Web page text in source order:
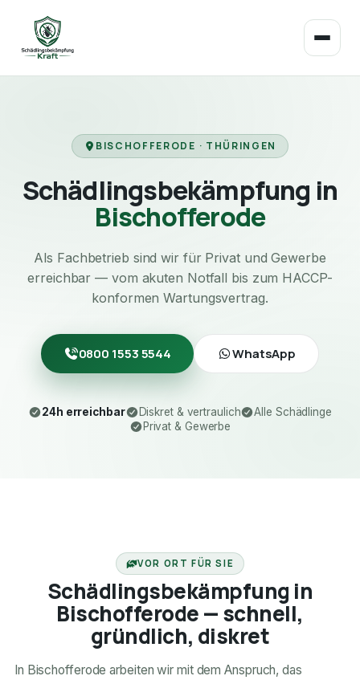
BISCHOFFERODE · THÜRINGEN
Schädlingsbekämpfung in
Bischofferode
Als Fachbetrieb sind wir für Privat und Gewerbe
erreichbar — vom akuten Notfall bis zum HACCP-
konformen Wartungsvertrag.
0800 1553 5544 WhatsApp
24h erreichbar Diskret & vertraulich
Alle Schädlinge
Privat & Gewerbe
VOR ORT FÜR SIE
Schädlingsbekämpfung in
Bischofferode — schnell,
gründlich, diskret
In Bischofferode arbeiten wir mit dem Anspruch, das